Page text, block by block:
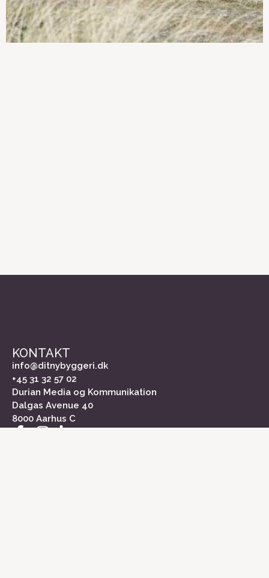
Grundskyld på dit
sommerhus
Sådan vælger du
realkreditlån ved køb af
sommerhus
KONTAKT
info@ditnybyggeri.dk
+45 31 32 57 02
Durian Media og Kommunikation
Dalgas Avenue 40
8000 Aarhus C